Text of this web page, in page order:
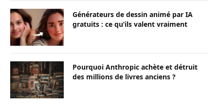
Générateurs de dessin animé par IA
gratuits : ce qu’ils valent vraiment
Pourquoi Anthropic achète et détruit
des millions de livres anciens ?